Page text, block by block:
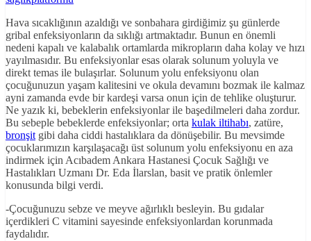
Hava sıcaklığının azaldığı ve sonbahara girdiğimiz şu günlerde
gribal enfeksiyonların da sıklığı artmaktadır. Bunun en önemli
nedeni kapalı ve kalabalık ortamlarda mikropların daha kolay ve hızı
yayılmasıdır. Bu enfeksiyonlar esas olarak solunum yoluyla ve
direkt temas ile bulaşırlar. Solunum yolu enfeksiyonu olan
çocuğunuzun yaşam kalitesini ve okula devamını bozmak ile kalmaz
ayni zamanda evde bir kardeşi varsa onun için de tehlike oluşturur.
Ne yazık ki, bebeklerin enfeksiyonlar ile başedilmeleri daha zordur.
Bu sebeple bebeklerde enfeksiyonlar; orta kulak iltihabı, zatüre,
bronşit gibi daha ciddi hastalıklara da dönüşebilir. Bu mevsimde
çocuklarımızın karşılaşacağı üst solunum yolu enfeksiyonu en aza
indirmek için Acıbadem Ankara Hastanesi Çocuk Sağlığı ve
Hastalıkları Uzmanı Dr. Eda İlarslan, basit ve pratik önlemler
konusunda bilgi verdi.
-Çocuğunuzu sebze ve meyve ağırlıklı besleyin. Bu gıdalar
içerdikleri C vitamini sayesinde enfeksiyonlardan korunmada
faydalıdır.